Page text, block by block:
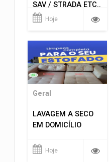
SAV / STRADA ETC..
R$ 219,99
Hoje
Geral
LAVAGEM A SECO
EM DOMICÍLIO
Hoje